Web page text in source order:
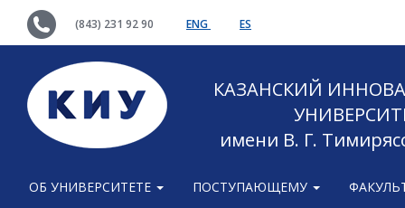
(843) 231 92 90 ENG ES
КАЗАНСКИЙ
имени В. Г.
ОБ УНИВЕРСИТЕТЕ ПОСТУПАЮЩЕМУ